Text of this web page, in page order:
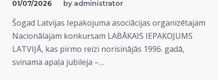
01/07/2026 by administrator
Šogad Latvijas Iepakojuma asociācijas organizētajam
Nacionālajam konkursam LABĀKAIS IEPAKOJUMS
LATVIJĀ, kas pirmo reizi norisinājās 1996. gadā,
svinama apaļa jubileja –…